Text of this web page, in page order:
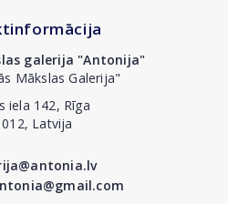
galerija "Antonija"
Mākslas Galerija"
iela 142, Rīga
Latvija